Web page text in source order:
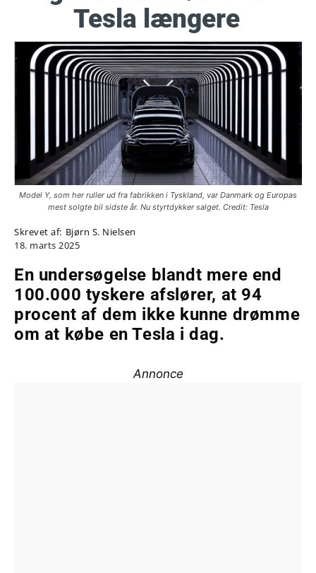
Tesla længere
Model Y, som her ruller ud fra fabrikken i Tyskland, var Danmark og Europas
mest solgte bil sidste år. Nu styrtdykker salget. Credit: Tesla
Skrevet af: Bjørn S. Nielsen
18. marts 2025
En undersøgelse blandt mere end
100.000 tyskere afslører, at 94
procent af dem ikke kunne drømme
om at købe en Tesla i dag.
Annonce